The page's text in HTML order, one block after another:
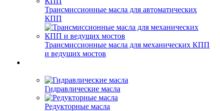
Трансмиссионные масла для автоматических
КПП
Трансмиссионные масла для механических КПП
и ведущих мостов
Гидравлические масла
Редукторные масла